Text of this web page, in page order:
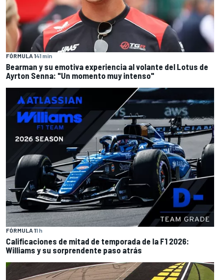
FÓRMULA 141 min
Bearman y su emotiva experiencia al volante del Lotus de
Ayrton Senna: "Un momento muy intenso"
FÓRMULA 11 h
Calificaciones de mitad de temporada de la F1 2026:
Williams y su sorprendente paso atrás